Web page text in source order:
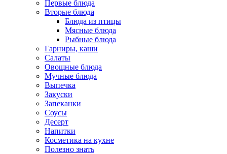
Первые блюда
Вторые блюда
Блюда из птицы
Мясные блюда
Рыбные блюда
Гарниры, каши
Салаты
Овощные блюда
Мучные блюда
Выпечка
Закуски
Запеканки
Соусы
Десерт
Напитки
Косметика на кухне
Полезно знать